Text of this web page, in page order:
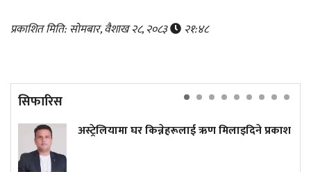
प्रकाशित मिति: सोमबार, वैशाख २८, २०८३ २१:४८
सिफारिस
अस्ट्रेलियामा घर किन्नेहरूलाई ऋण मिलाइदिने प्रकाश